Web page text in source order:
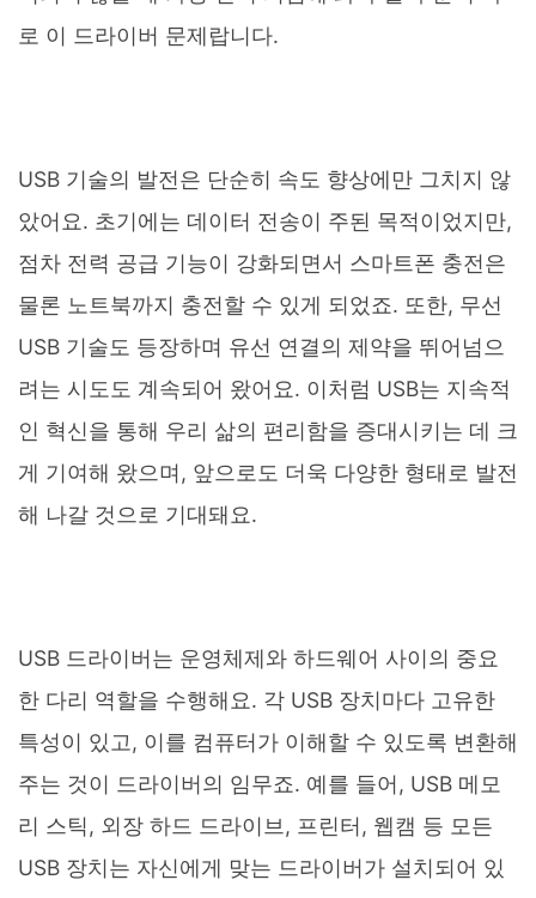
로 이 드라이버 문제랍니다.
USB 기술의 발전은 단순히 속도 향상에만 그치지 않
았어요. 초기에는 데이터 전송이 주된 목적이었지만,
점차 전력 공급 기능이 강화되면서 스마트폰 충전은
물론 노트북까지 충전할 수 있게 되었죠. 또한, 무선
USB 기술도 등장하며 유선 연결의 제약을 뛰어넘으
려는 시도도 계속되어 왔어요. 이처럼 USB는 지속적
인 혁신을 통해 우리 삶의 편리함을 증대시키는 데 크
게 기여해 왔으며, 앞으로도 더욱 다양한 형태로 발전
해 나갈 것으로 기대돼요.
USB 드라이버는 운영체제와 하드웨어 사이의 중요
한 다리 역할을 수행해요. 각 USB 장치마다 고유한
특성이 있고, 이를 컴퓨터가 이해할 수 있도록 변환해
주는 것이 드라이버의 임무죠. 예를 들어, USB 메모
리 스틱, 외장 하드 드라이브, 프린터, 웹캠 등 모든
USB 장치는 자신에게 맞는 드라이버가 설치되어 있